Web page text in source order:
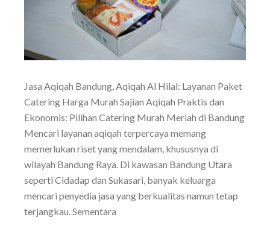
Jasa Aqiqah Bandung, Aqiqah Al Hilal: Layanan Paket
Catering Harga Murah Sajian Aqiqah Praktis dan
Ekonomis: Pilihan Catering Murah Meriah di Bandung
Mencari layanan aqiqah terpercaya memang
memerlukan riset yang mendalam, khususnya di
wilayah Bandung Raya. Di kawasan Bandung Utara
seperti Cidadap dan Sukasari, banyak keluarga
mencari penyedia jasa yang berkualitas namun tetap
terjangkau. Sementara